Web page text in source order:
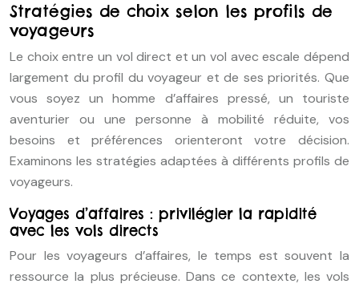
Stratégies de choix selon les profils de
voyageurs
Le choix entre un vol direct et un vol avec escale dépend
largement du profil du voyageur et de ses priorités. Que
vous soyez un homme d’affaires pressé, un touriste
aventurier ou une personne à mobilité réduite, vos
besoins et préférences orienteront votre décision.
Examinons les stratégies adaptées à différents profils de
voyageurs.
Voyages d’affaires : privilégier la rapidité
avec les vols directs
Pour les voyageurs d’affaires, le temps est souvent la
ressource la plus précieuse. Dans ce contexte, les vols